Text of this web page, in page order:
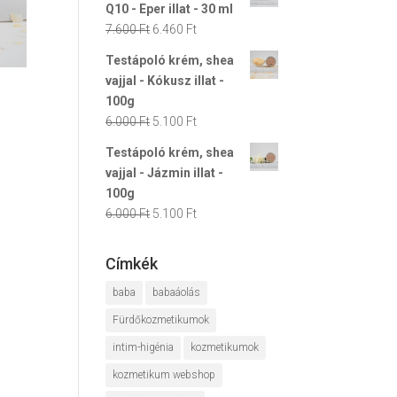
7.600 Ft.
6.460 Ft.
Q10 - Eper illat - 30 ml
7.600Ft Original
was:
7.600 Ft.
6.460 FtCurrent
is:
6.460 Ft.
Testápoló krém, shea
vajjal - Kókusz illat -
100g
6.000Ft Original
was:
6.000 Ft.
5.100 FtCurrent
is:
5.100 Ft.
Testápoló krém, shea
vajjal - Jázmin illat -
100g
6.000Ft Original
6.000 Ft.
5.100 FtCurrent
Címkék
baba babaáolás
Fürdőkozmetikumok
intim-higénia kozmetikumok
kozmetikum webshop